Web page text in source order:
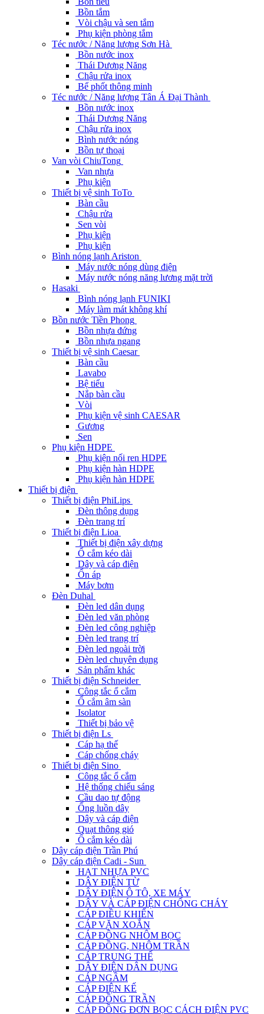
Bồn tắm
Vòi chậu và sen tắm
Phụ kiện phòng tắm
Téc nước / Năng lượng Sơn Hà
Bồn nước inox
Thái Dương Năng
Chậu rửa inox
Bể phốt thông minh
Téc nước / Năng lượng Tân Á Đại Thành
Bồn nước inox
Thái Dương Năng
Chậu rửa inox
Bình nước nóng
Bồn tự thoại
Van vòi ChiuTong
Van nhựa
Phụ kiện
Thiết bị vệ sinh ToTo
Bàn cầu
Chậu rửa
Sen vòi
Phụ kiện
Phụ kiện
Bình nóng lạnh Ariston
Máy nước nóng dùng điện
Máy nước nóng năng lương mặt trời
Hasaki
Bình nóng lạnh FUNIKI
Máy làm mát không khí
Bồn nước Tiền Phong
Bồn nhựa đứng
Bồn nhựa ngang
Thiết bị vệ sinh Caesar
Bàn cầu
Lavabo
Bệ tiểu
Nắp bàn cầu
Vòi
Phụ kiện vệ sinh CAESAR
Gương
Sen
Phụ kiện HDPE
Phụ kiện nối ren HDPE
Phụ kiện hàn HDPE
Phụ kiện hàn HDPE
Thiết bị điện
Thiết bị điện PhiLips
Đèn thông dụng
Đèn trang trí
Thiết bị điện Lioa
Thiết bị điện xây dựng
Ổ cắm kéo dài
Dây và cáp điện
Ổn áp
Máy bơm
Đèn Duhal
Đèn led dân dụng
Đèn led văn phòng
Đèn led công nghiệp
Đèn led trang trí
Đèn led ngoài trời
Đèn led chuyên dụng
Sản phẩm khác
Thiết bị điện Schneider
Công tắc ổ cắm
Ổ cắm âm sàn
Isolator
Thiết bị bảo vệ
Thiết bị điện Ls
Cáp hạ thế
Cáp chống cháy
Thiết bị điện Sino
Công tắc ổ cắm
Hệ thống chiếu sáng
Cầu dao tự động
Ống luồn dây
Dây và cáp điện
Quạt thông gió
Ổ cắm kéo dài
Dây cáp điện Trần Phú
Dây cáp điện Cadi - Sun
HẠT NHỰA PVC
DÂY ĐIỆN TỪ
DÂY ĐIỆN Ô TÔ, XE MÁY
DÂY VÀ CÁP ĐIỆN CHỐNG CHÁY
CÁP ĐIỀU KHIỂN
CÁP VẶN XOẮN
CÁP ĐỒNG NHÔM BỌC
CÁP ĐỒNG, NHÔM TRẦN
CÁP TRUNG THẾ
DÂY ĐIỆN DÂN DỤNG
CÁP NGẦM
CÁP ĐIỆN KẾ
CÁP ĐỒNG TRẦN
CÁP ĐỒNG ĐƠN BỌC CÁCH ĐIỆN PVC